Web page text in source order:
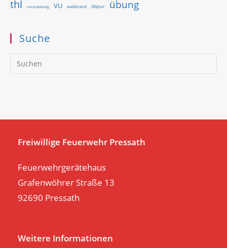
thl veranstaltung VU waldbrand ölspur übung
Suche
Freiwillige Feuerwehr Pressath
Feuerwehrgerätehaus
Grafenwöhrer Straße 13
92690 Pressath
Weitere Informationen